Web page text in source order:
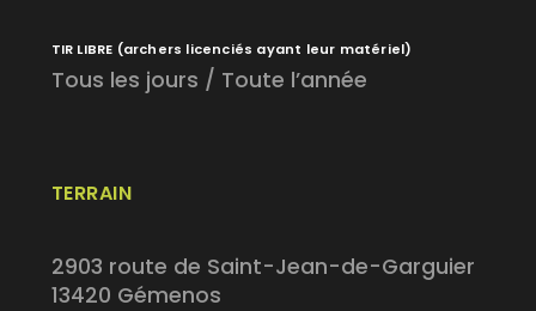
TERRAIN
2903 route de Saint-Jean-de-Garguier
13420 Gémenos
TIR LIBRE (archers licenciés ayant leur matériel)
Tous les jours / Toute l’année